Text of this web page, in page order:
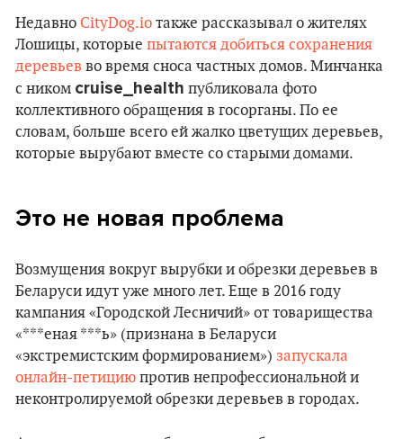
Недавно CityDog.io также рассказывал о жителях
Лошицы, которые пытаются добиться сохранения
деревьев во время сноса частных домов. Минчанка
с ником cruise_health публиковала фото
коллективного обращения в госорганы. По ее
словам, больше всего ей жалко цветущих деревьев,
которые вырубают вместе со старыми домами.
Это не новая проблема
Возмущения вокруг вырубки и обрезки деревьев в
Беларуси идут уже много лет. Еще в 2016 году
кампания «Городской Лесничий» от товарищества
«***еная ***ь» (признана в Беларуси
«экстремистским формированием») запускала
онлайн-петицию против непрофессиональной и
неконтролируемой обрезки деревьев в городах.